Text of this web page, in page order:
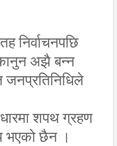
निर्वाचनपछि
अझै बन्न
जनप्रतिनिधिले
शपथ ग्रहण
भएको छैन ।